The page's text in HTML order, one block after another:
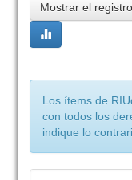
Mostrar el
Los ítems de
con todos los
indique lo